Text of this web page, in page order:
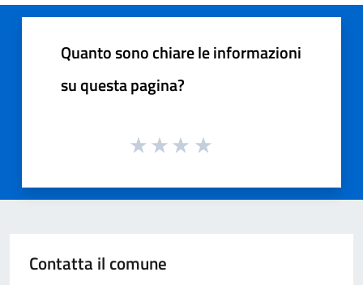
Quanto sono chiare le informazioni
su questa pagina?
Contatta il comune